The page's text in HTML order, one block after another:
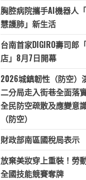
胸腔病院攜手AI機器人
慧護肺」新生活
台南首家DIGIRO壽司郎
店」8月7日開幕
2026城鎮韌性（防空）
二分局走入街巷全面落
全民防空疏散及應變意
（防空）
財政部南區國稅局表示
放棄美妝穿上重裝！勞
全國技能競賽奪牌